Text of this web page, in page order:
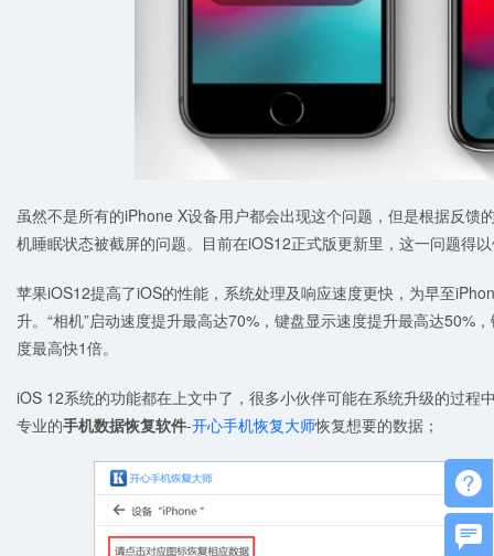
虽然不是所有的iPhone X设备用户都会出现这个问题，但是根据反馈
机睡眠状态被截屏的问题。目前在iOS12正式版更新里，这一问题得
苹果iOS12提高了iOS的性能，系统处理及响应速度更快，为早至
升。“相机”启动速度提升最高达70%，键盘显示速度提升最高达50%
度最高快1倍。
iOS 12系统的功能都在上文中了，很多小伙伴可能在系统升级的过程
专业的手机数据恢复软件-开心手机恢复大师恢复想要的数据；

